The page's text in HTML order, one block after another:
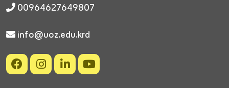
00964627649807
info@uoz.edu.krd